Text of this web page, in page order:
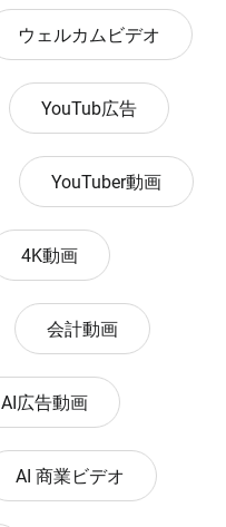
ウェルカムビデオ
YouTub広告
YouTuber動画
4K動画
会計動画
AI広告動画
AI 商業ビデオ